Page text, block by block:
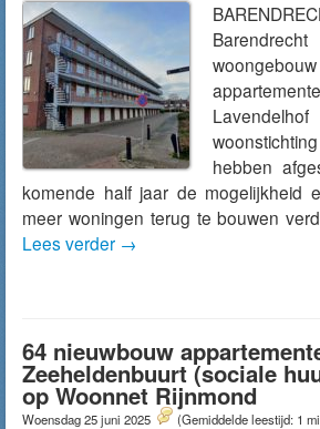
hebben
komende half jaar de mogelijkheid
meer woningen terug te bouwen
Lees verder →
64 nieuwbouw
Zeeheldenbuurt (sociale
op Woonnet Rijnmond
Woensdag 25 juni 2025 (Gemiddelde leestijd: 1